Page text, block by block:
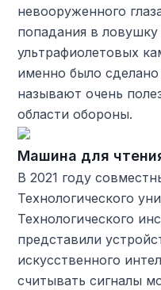
невооруженного
попадания в
ультрафиолетовых
именно было сделано
называют очень
области обороны.
Машина для
В 2021 году
Технологического
Технологического
представили
искусственного
считывать сигналы